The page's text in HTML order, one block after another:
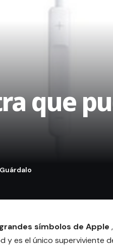
que
símbolos de Apple
y es el único superviviente